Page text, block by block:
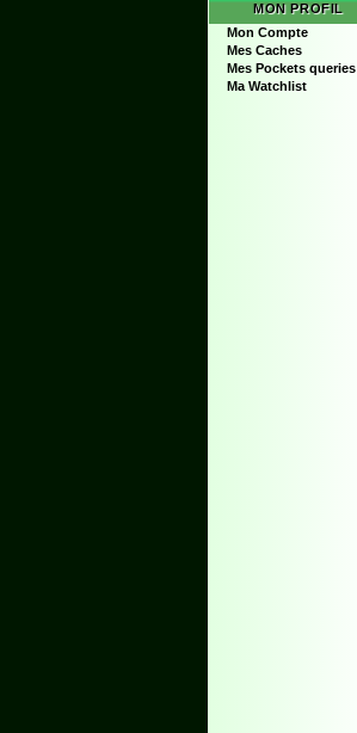
MON PROFIL
Mon Compte
Mes Caches
Mes Pockets queries
Ma Watchlist